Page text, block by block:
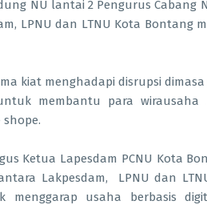
NU lantai 2 Pengurus Cabang
LPNU dan LTNU Kota Bontang
menghadapi disrupsi dimasa
membantu para wirausaha
Ketua Lapesdam PCNU Kota
Lakpesdam, LPNU dan
menggarap usaha berbasis